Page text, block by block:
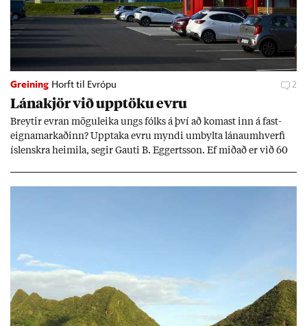
Greining Horft til Evrópu 2
Lána­kjör við upp­töku evru
Breyt­ir evr­an mögu­leika ungs fólks á því að kom­ast inn á fast­
eigna­mark­að­inn? Upp­taka evru myndi um­bylta lánaum­hverfi
ís­lenskra heim­ila, seg­ir Gauti B. Eggerts­son. Ef mið­að er við 60